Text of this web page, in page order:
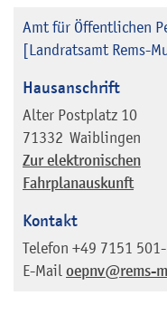
Amt für Öffentlichen
[Landratsamt Rems-
Hausanschrift
Alter Postplatz 10
71332 Waiblingen
Zur elektronischen
Fahrplanauskunft
Kontakt
Telefon +49 7151
E-Mail oepnv@rems-